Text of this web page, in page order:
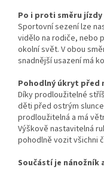
Po i proti směru jízdy
Sportovní sezení lze
vidělo na rodiče, nebo
okolní svět. V obou
snadnější usazení má
Pohodlný úkryt před
Díky prodloužitelné
děti před ostrým
prodloužitelná a má
Výškově nastavitelná
pohodlně vozit všichni
Součástí je nánožník